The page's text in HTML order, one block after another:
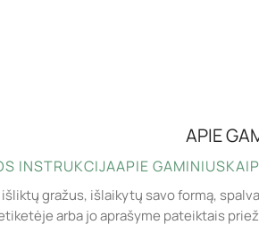
APIE
INSTRUKCIJAAPIE GAMINIUS
gražus, išlaikytų savo formą,
arba jo aprašyme pateiktais